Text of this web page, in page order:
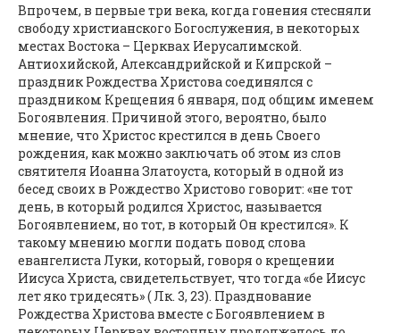
Впрочем, в первые три века, когда гонения стесняли
свободу христианского Богослужения, в некоторых
местах Востока – Церквах Иерусалимской.
Антиохийской, Александрийской и Кипрской –
праздник Рождества Христова соединялся с
праздником Крещения 6 января, под общим именем
Богоявления. Причиной этого, вероятно, было
мнение, что Христос крестился в день Своего
рождения, как можно заключать об этом из слов
святителя Иоанна Златоуста, который в одной из
бесед своих в Рождество Христово говорит: «не тот
день, в который родился Христос, называется
Богоявлением, но тот, в который Он крестился». К
такому мнению могли подать повод слова
евангелиста Луки, который, говоря о крещении
Иисуса Христа, свидетельствует, что тогда «бе Иисус
лет яко тридесять» ( Лк. 3, 23). Празднование
Рождества Христова вместе с Богоявлением в